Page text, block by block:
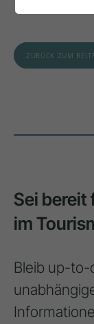
Gastronomie
ZURÜCK ZUM
Sei bereit
im
Bleib up-to-